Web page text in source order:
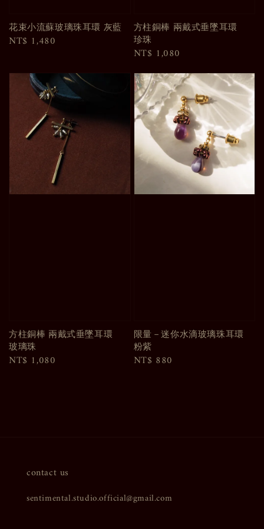
花束小流蘇玻璃珠耳環 灰藍
Regular
NT$ 1,480
方柱銅棒 兩戴式垂墜耳環
珍珠
Regular
NT$ 1,080
方柱銅棒 兩戴式垂墜耳環
玻璃珠
Regular
NT$ 1,080
限量－迷你水滴玻璃珠耳環
粉紫
Regular
NT$ 880
contact us
sentimental.studio.official@gmail.com